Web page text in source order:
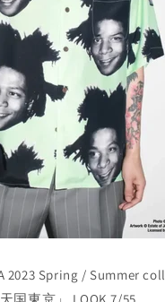
2023 Spring / Summer